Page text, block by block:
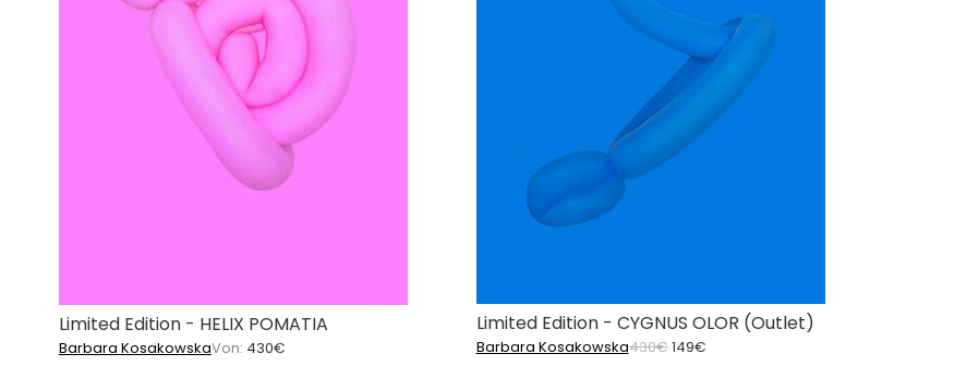
Limited Edition - HELIX POMATIA
Barbara KosakowskaVon: 430€
Limited Edition - CYGNUS OLOR (Outlet)
Barbara Kosakowska430€Ursprünglicher
149€Aktueller